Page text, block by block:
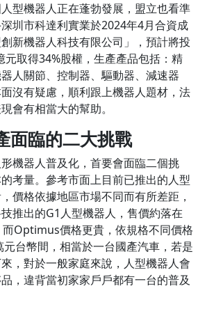
型機器人正在蓬勃發展，盟立也看準
圳市科達利實業於2024年4月合資成
新機器人科技有限公司」，預計將投
元取得34%股權，生產產品包括：精
人關節、控制器、驅動器、減速器
沒有疑慮，順利跟上機器人題材，法
會有相當大的幫助。
面臨的二大挑戰
機器人普及化，首要會面臨二個挑
考量。參考市面上目前已推出的人型
價格依據地區市場不同而有所差距，
推出的G1人型機器人，售價約落在
Optimus價格更貴，依規格不同價格
台幣間，相當於一台國產汽車，若是
，對於一般家庭來說，人型機器人會
，違背當初家家戶戶都有一台的普及